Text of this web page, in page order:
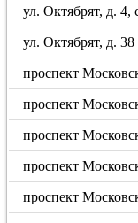
ул. Октябрят, д. 4,
ул. Октябрят, д. 38
проспект
проспект
проспект
проспект
проспект